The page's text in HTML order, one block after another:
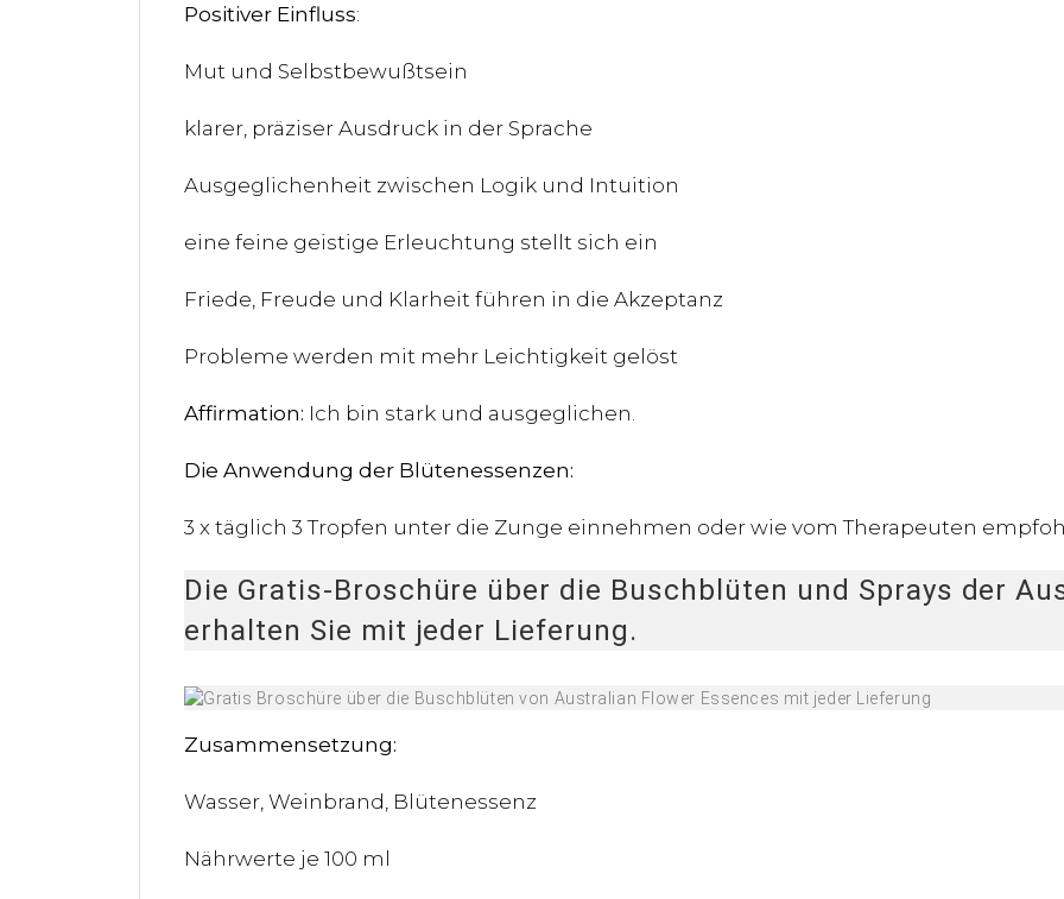
Positiver Einfluss:
Mut und Selbstbewußtsein
klarer, präziser Ausdruck in der Sprache
Ausgeglichenheit zwischen Logik und Intuition
eine feine geistige Erleuchtung stellt sich ein
Friede, Freude und Klarheit führen in die Akzeptanz
Probleme werden mit mehr Leichtigkeit gelöst
Affirmation: Ich bin stark und ausgeglichen.
Die Anwendung der Blütenessenzen:
3 x täglich 3 Tropfen unter die Zunge einnehmen oder wie vom Therapeuten
Die Gratis-Broschüre über die Buschblüten und Sprays der
erhalten Sie mit jeder Lieferung.
Zusammensetzung:
Wasser, Weinbrand, Blütenessenz
Nährwerte je 100 ml